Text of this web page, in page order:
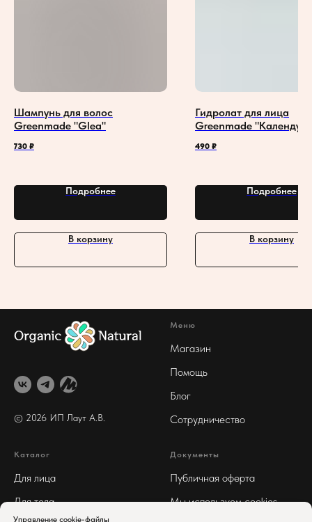
Шампунь для волос
Greenmade "Glea"
730 ₽
Подробнее
В корзину
Гидролат для лица
Greenmade
490 ₽
Подробнее
В корзину
© 2026 ИП Лаут А.В.
Меню
Магазин
Помощь
Блог
Сотрудничество
Каталог
Для лица
Для тела
Документы
Публичная оферта
Мы используем cookies
Управление cookie-файлы